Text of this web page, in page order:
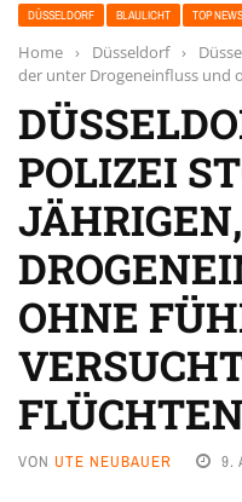
DÜSSELDORF BLAULICHT TOP NEWS
Home › Düsseldorf ›
der unter Drogeneinfluss und
POLIZEI
OHNE
FLÜCHTEN
VON UTE NEUBAUER 9.